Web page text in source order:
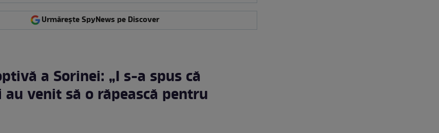
Urmărește SpyNews pe Discover
a Sorinei: „I s-a spus că
venit să o răpească pentru